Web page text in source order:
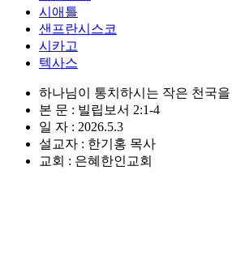
시애틀
샌프란시스코
시카고
텍사스
하나님이 통치하시는 작은 천국
본 문 : 빌립보서 2:1-4
일 자 : 2026.5.3
설교자 : 한기홍 목사
교회 : 은혜한인교회